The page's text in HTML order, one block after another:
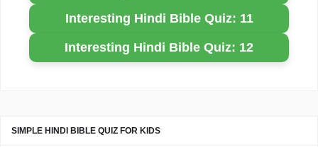
Interesting Hindi Bible Quiz: 11
Interesting Hindi Bible Quiz: 12
SIMPLE HINDI BIBLE QUIZ FOR KIDS